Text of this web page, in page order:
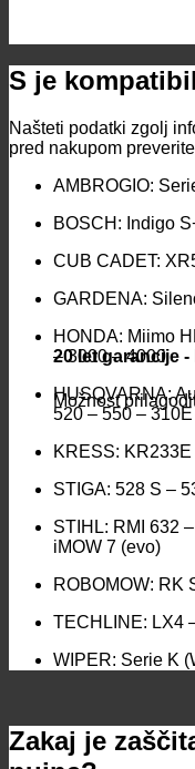
20 let garancije
Možnost
S je
Našteti podatki zgolj
pred nakupom
AMBROGIO:
BOSCH: Indigo
CUB CADET:
GARDENA:
HONDA: Miimo
– 3000 – 4000
HUSQVARNA:
520 – 550 –
KRESS:
STIGA: 528 S –
STIHL: RMI 632
iMOW 7 (evo)
ROBOMOW: RK
TECHLINE: LX4
WIPER: Serie K
Zakaj je